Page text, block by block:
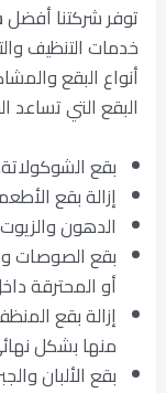
توفر شركتنا أفضل
خدمات التنظيف
أنواع البقع
البقع التي تساعد
بقع
إزالة بقع
الدهون
بقع الصوصات
أو المحترقة
إزالة بقع
منها بشكل
بقع الألبان